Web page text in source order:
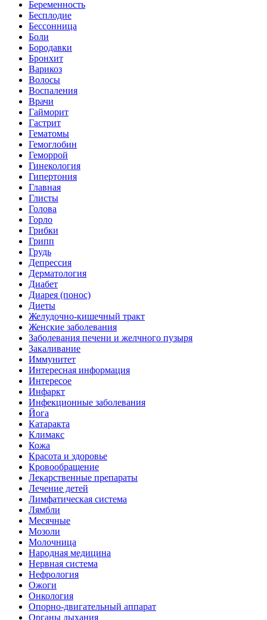
Беременность
Бесплодие
Бессонница
Боли
Бородавки
Бронхит
Варикоз
Волосы
Воспаления
Врачи
Гайморит
Гастрит
Гематомы
Гемоглобин
Геморрой
Гинекология
Гипертония
Главная
Глисты
Голова
Горло
Грибки
Грипп
Грудь
Депрессия
Дерматология
Диабет
Диарея (понос)
Диеты
Желудочно-кишечный тракт
Женские заболевания
Заболевания печени и желчного пузыря
Закаливание
Иммунитет
Интересная информация
Интересое
Инфаркт
Инфекционные заболевания
Йога
Катаракта
Климакс
Кожа
Красота и здоровье
Кровообращение
Лекарственные препараты
Лечение детей
Лимфатическая система
Лямбли
Месячные
Мозоли
Молочница
Народная медицина
Нервная система
Нефрология
Ожоги
Онкология
Опорно-двигательный аппарат
Органы дыхания